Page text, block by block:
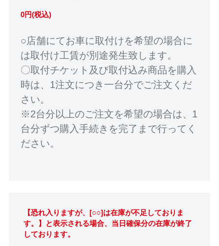
0円(税込)
○店舗にてお車に取付けを希望の場合に
は取付け工賃が別途発生致します。
〇取付チケット及び取付込み商品を購入
時は、1注文につき一台分でご注文くだ
さい。
※2台分以上のご注文を希望の場合は、1
台分ずつ購入手続きを完了まで行ってく
ださい。
【恐れ入りますが、[○○]は在庫が不足しておりま
す。】と表示される場合、当日確保分の在庫が終了
しております。